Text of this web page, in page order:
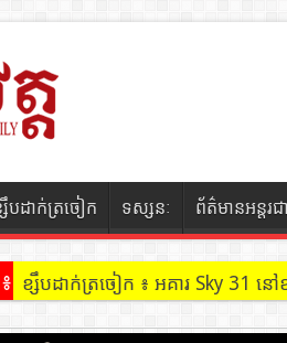
បដាក់ត្រចៀក ទស្សនៈ ព័ត៌មានអន្តរជ
ខ្សឹបដាក់ត្រចៀក ៖ អគារ Sky 31